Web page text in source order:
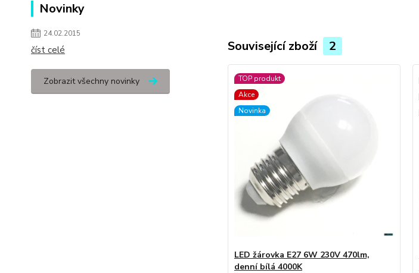
Novinky
24.02.2015
číst celé
Zobrazit všechny novinky
Související zboží 2
TOP produkt
Akce
Novinka
LED žárovka E27 6W 230V 470lm,
denní bílá 4000K